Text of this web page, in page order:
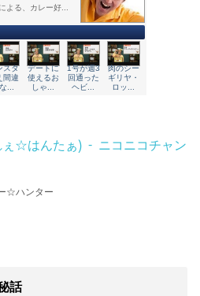
ぇ☆はんたぁ) - ニコニコチャン
話